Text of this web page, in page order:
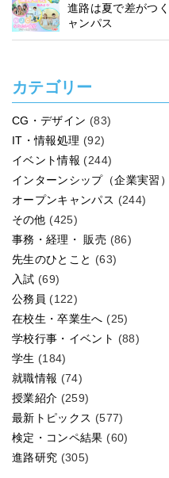
進路は夏で差がつ
ャンパス
カテゴリー
CG・デザイン (83)
IT・情報処理 (92)
イベント情報 (244)
インターンシップ（企業実習）
オープンキャンパス (244)
その他 (425)
事務・経理・ 販売 (86)
先生のひとこと (63)
入試 (69)
公務員 (122)
在校生・卒業生へ (25)
学校行事・イベント (88)
学生 (184)
就職情報 (74)
授業紹介 (259)
最新トピックス (577)
検定・コンペ結果 (60)
進路研究 (305)